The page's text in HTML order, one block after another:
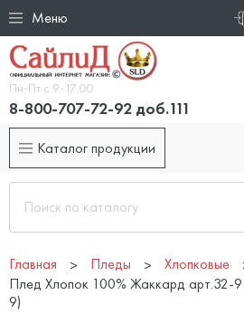
Меню
Пн-Пт с 9-17.00
8-800-707-72-92 доб.111
Каталог продукции
Главная Пледы
Хлопковые
Плед Хлопок 100% Жаккард арт.32-
9)